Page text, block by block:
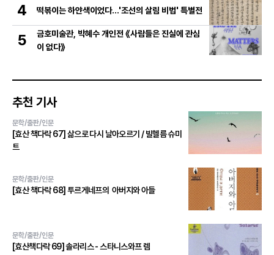
4 떡볶이는 하얀색이었다...'조선의 살림 비법' 특별전
5
금호미술관, 박혜수 개인전 《사람들은 진실에 관심
이 없다》
추천 기사
문학/출판/인문
[효산 책다락 67] 삶으로 다시 날아오르기 / 빌헬름 슈미
트
문학/출판/인문
[효산 책다락 68] 투르게네프의 아버지와 아들
문학/출판/인문
[효산책다락 69] 솔라리스 - 스타니스와프 렘